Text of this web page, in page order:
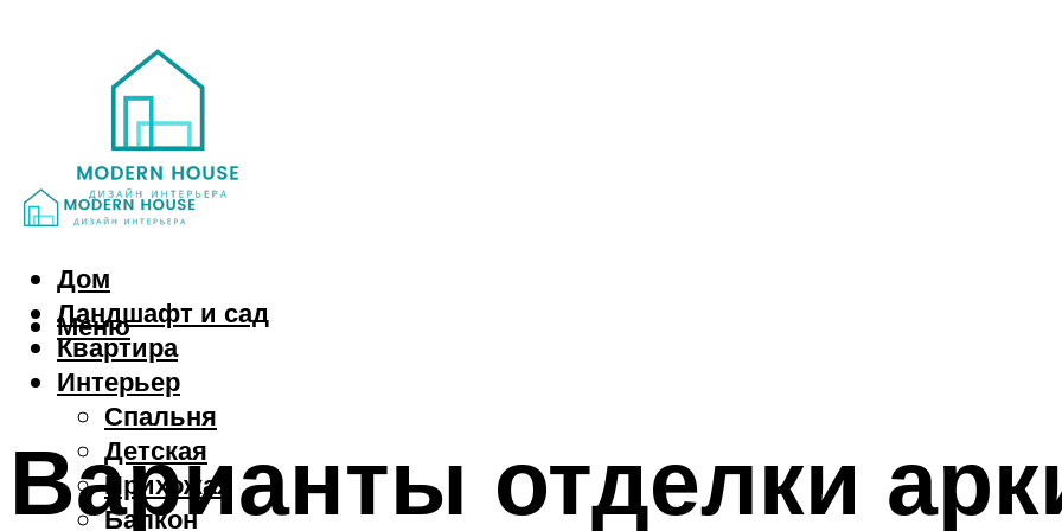
Дом
Ландшафт и сад
Квартира
Интерьер
Спальня
Детская
Прихожая
Балкон
Меню
Варианты отделки